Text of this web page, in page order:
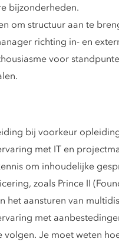
bijzonderheden.
om structuur aan te
richting in- en
voor
bij voorkeur
met IT en
om inhoudelijke
zoals Prince II
het aansturen van
met
volgen. Je moet weten